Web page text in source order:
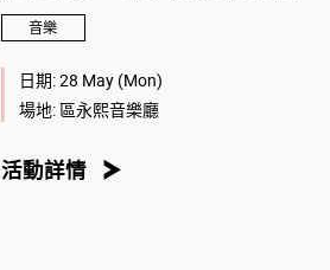
音樂
日期:28 May (Mon)
場地:區永熙音樂廳
活動詳情